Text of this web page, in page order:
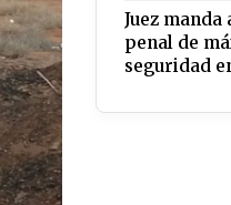
Max Rojas,
Moreno
Juez
penal de
seguridad